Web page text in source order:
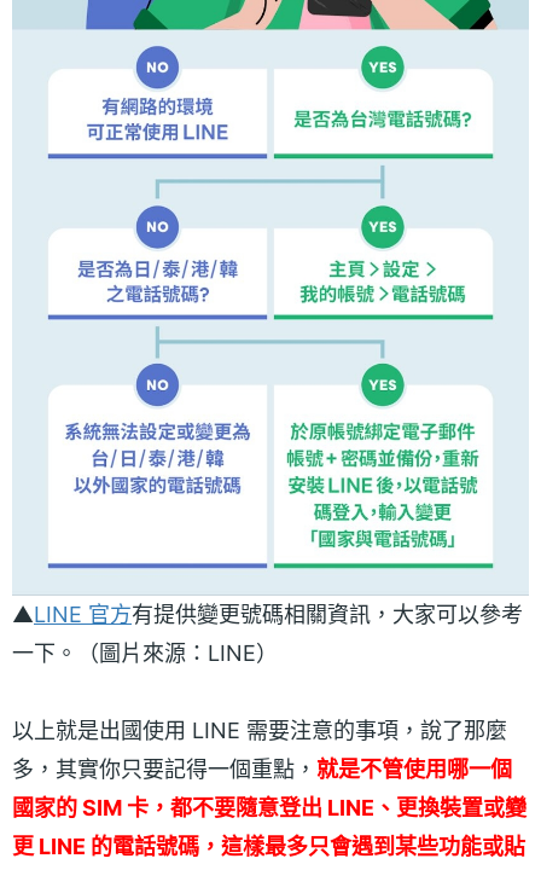
▲LINE 官方有提供變更號碼相關資訊，大家可以參考
一下。（圖片來源：LINE）
以上就是出國使用 LINE 需要注意的事項，說了那麼
多，其實你只要記得一個重點， 就是不管使用哪一個
國家的 SIM 卡，都不要隨意登出 LINE、更換裝置或變
更 LINE 的電話號碼，這樣最多只會遇到某些功能或貼